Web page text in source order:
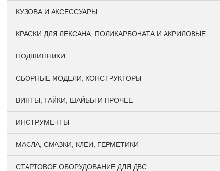
КУЗОВА И АКСЕССУАРЫ
КРАСКИ ДЛЯ ЛЕКСАНА, ПОЛИКАРБОНАТА И АКРИЛОВЫЕ
ПОДШИПНИКИ
CБОРНЫЕ МОДЕЛИ, КОНСТРУКТОРЫ
ВИНТЫ, ГАЙКИ, ШАЙБЫ И ПРОЧЕЕ
ИНСТРУМЕНТЫ
МАСЛА, СМАЗКИ, КЛЕИ, ГЕРМЕТИКИ
СТАРТОВОЕ ОБОРУДОВАНИЕ ДЛЯ ДВС